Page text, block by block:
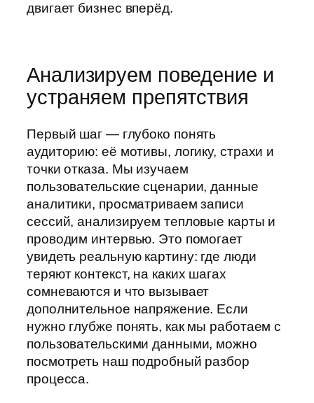
двигает бизнес вперёд.
Анализируем поведение и
устраняем препятствия
Первый шаг — глубоко понять
аудиторию: её мотивы, логику, страхи и
точки отказа. Мы изучаем
пользовательские сценарии, данные
аналитики, просматриваем записи
сессий, анализируем тепловые карты и
проводим интервью. Это помогает
увидеть реальную картину: где люди
теряют контекст, на каких шагах
сомневаются и что вызывает
дополнительное напряжение. Если
нужно глубже понять, как мы работаем с
пользовательскими данными, можно
посмотреть наш подробный разбор
процесса.